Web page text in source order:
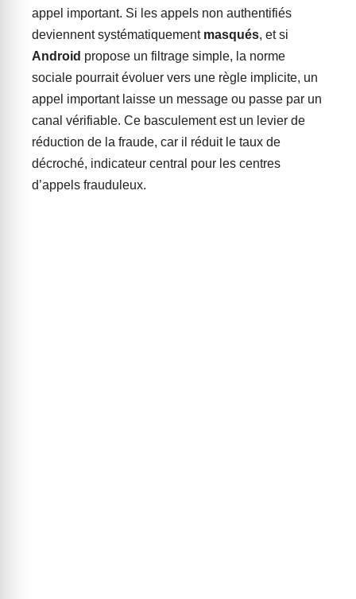
appel important. Si les appels non authentifiés
deviennent systématiquement masqués, et si
Android propose un filtrage simple, la norme
sociale pourrait évoluer vers une règle implicite, un
appel important laisse un message ou passe par un
canal vérifiable. Ce basculement est un levier de
réduction de la fraude, car il réduit le taux de
décroché, indicateur central pour les centres
d’appels frauduleux.